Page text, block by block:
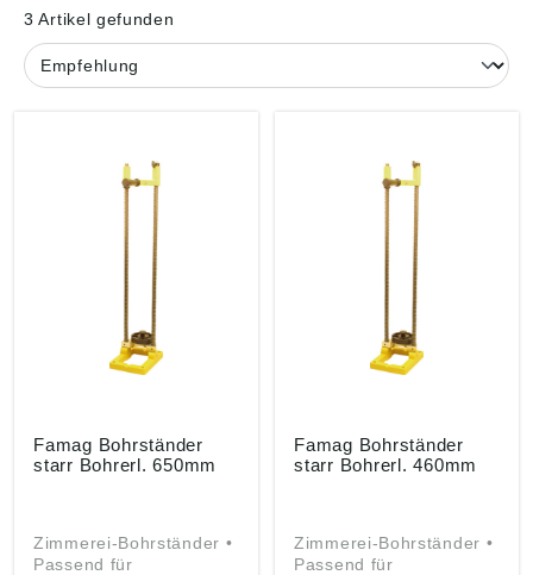
3 Artikel gefunden
Famag Bohrständer
starr Bohrerl. 650mm
Zimmerei-Bohrständer •
Passend für
Famag Bohrständer
starr Bohrerl. 460mm
Zimmerei-Bohrständer •
Passend für